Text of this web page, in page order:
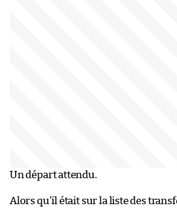
Un départ attendu.
Alors qu’il était sur la liste des